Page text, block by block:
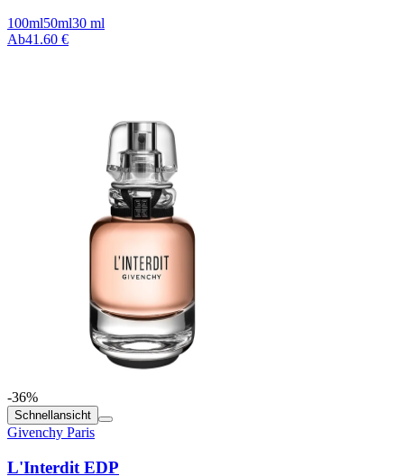
100ml50ml30 ml
Ab41.60 €
-36%
Schnellansicht
Givenchy Paris
L'Interdit EDP